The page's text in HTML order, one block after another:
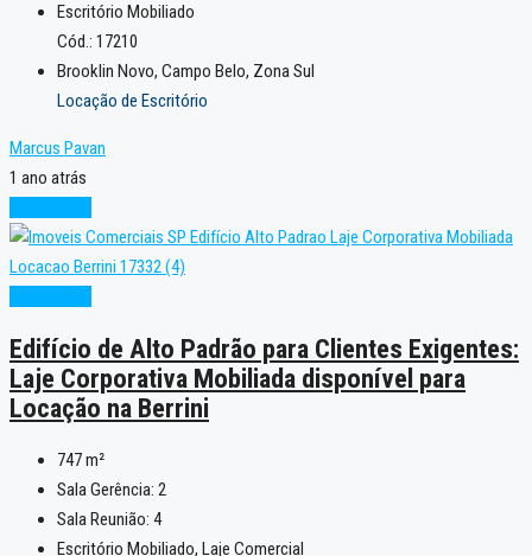
Escritório Mobiliado
Cód.: 17210
Brooklin Novo, Campo Belo, Zona Sul
Locação de Escritório
Marcus Pavan
1 ano atrás
Edifício de Alto Padrão para Clientes Exigentes:
Laje Corporativa Mobiliada disponível para
Locação na Berrini
747m²
Sala Gerência: 2
Sala Reunião: 4
Escritório Mobiliado, Laje Comercial